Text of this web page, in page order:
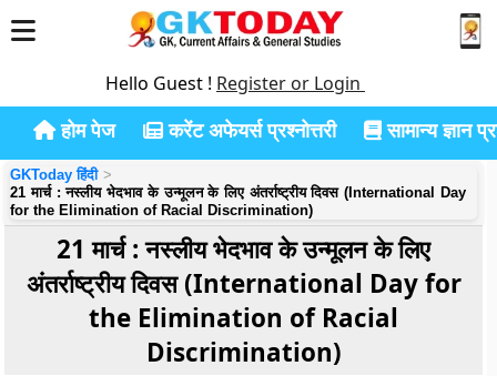
Hello Guest ! Register or Login
होम पेज करेंट अफेयर्स प्रश्नोत्तरी सामान्य ज्ञान
GKToday हिंदी
21 मार्च : नस्लीय भेदभाव के उन्मूलन के लिए अंतर्राष्ट्रीय दिवस (International Day
for the Elimination of Racial Discrimination)
21 मार्च : नस्लीय भेदभाव के उन्मूलन के लिए
अंतर्राष्ट्रीय दिवस (International Day for
the Elimination of Racial
Discrimination)